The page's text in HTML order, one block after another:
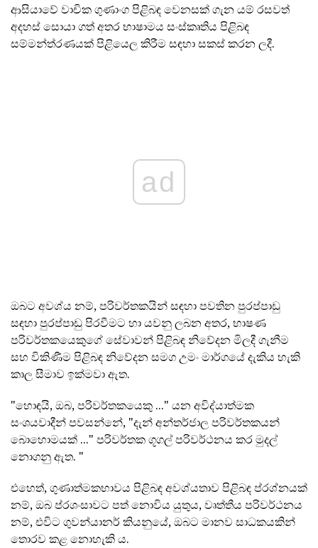
ආසියාවේ වාචික ගුණාංග පිළිබඳ වෙනසක් ගැන යම් රසවත්
අදහස් සොයා ගත් අතර භාෂාමය සංස්කෘතිය පිළිබඳ
සම්මන්ත්රණයක් පිළියෙල කිරීම සඳහා සකස් කරන ලදී.
ad
ඔබට අවශ්ය නම්, පරිවර්තකයින් සඳහා පවතින පුරප්පාඩු
සඳහා පුරප්පාඩු පිරවීමට හා යවනු ලබන අතර, භාෂණ
පරිවර්තකයෙකුගේ සේවාවන් පිළිබඳ නිවේදන මිලදී ගැනීම
සහ විකිණීම පිළිබඳ නිවේදන සමග උමං මාර්ගයේ දැකිය හැකි
කාල සීමාව ඉක්මවා ඇත.
"හොඳයි, ඔබ, පරිවර්තකයෙකු ..." යන අවිද්යාත්මක
සංශයවාදීන් පවසන්නේ, "දැන් අන්තර්ජාල පරිවර්තකයන්
බොහොමයක් ..." පරිවර්තක ගූගල් පරිවර්ථනය කර මුදල්
නොගනු ඇත. "
එහෙත්, ගුණාත්මකභාවය පිළිබඳ අවශ්යතාව පිළිබඳ ප්රශ්නයක්
නම්, ඔබ ප්රශංසාවට පත් නොවිය යුතුය, වෘත්තීය පරිවර්ථනය
නම්, එවිට ගුවන්යානර් කියනුයේ, ඔබට මානව සාධකයකින්
තොරව කළ නොහැකි ය.